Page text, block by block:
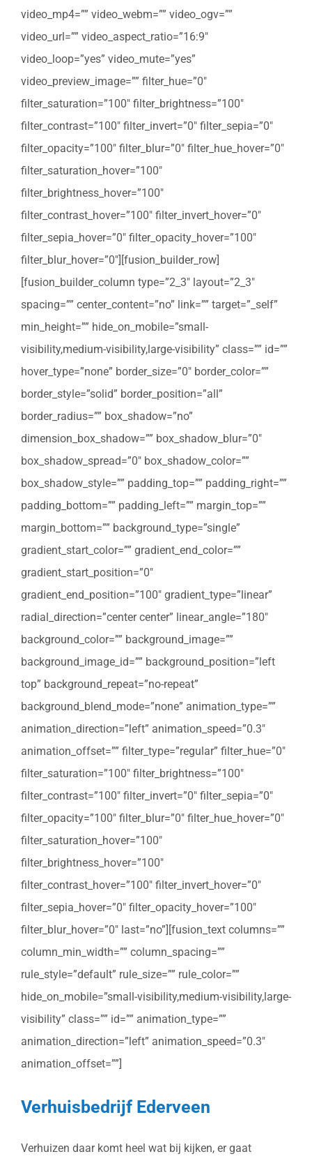
video_mp4=”” video_webm=”” video_ogv=””
video_url=”” video_aspect_ratio=”16:9″
video_loop=”yes” video_mute=”yes”
video_preview_image=”” filter_hue=”0″
filter_saturation=”100″ filter_brightness=”100″
filter_contrast=”100″ filter_invert=”0″ filter_sepia=”0″
filter_opacity=”100″ filter_blur=”0″ filter_hue_hover=”0″
filter_saturation_hover=”100″
filter_brightness_hover=”100″
filter_contrast_hover=”100″ filter_invert_hover=”0″
filter_sepia_hover=”0″ filter_opacity_hover=”100″
filter_blur_hover=”0″][fusion_builder_row]
[fusion_builder_column type=”2_3″ layout=”2_3″
spacing=”” center_content=”no” link=”” target=”_self”
min_height=”” hide_on_mobile=”small-
visibility,medium-visibility,large-visibility” class=”” id=””
hover_type=”none” border_size=”0″ border_color=””
border_style=”solid” border_position=”all”
border_radius=”” box_shadow=”no”
dimension_box_shadow=”” box_shadow_blur=”0″
box_shadow_spread=”0″ box_shadow_color=””
box_shadow_style=”” padding_top=”” padding_right=””
padding_bottom=”” padding_left=”” margin_top=””
margin_bottom=”” background_type=”single”
gradient_start_color=”” gradient_end_color=””
gradient_start_position=”0″
gradient_end_position=”100″ gradient_type=”linear”
radial_direction=”center center” linear_angle=”180″
background_color=”” background_image=””
background_image_id=”” background_position=”left
top” background_repeat=”no-repeat”
background_blend_mode=”none” animation_type=””
animation_direction=”left” animation_speed=”0.3″
animation_offset=”” filter_type=”regular” filter_hue=”0″
filter_saturation=”100″ filter_brightness=”100″
filter_contrast=”100″ filter_invert=”0″ filter_sepia=”0″
filter_opacity=”100″ filter_blur=”0″ filter_hue_hover=”0″
filter_saturation_hover=”100″
filter_brightness_hover=”100″
filter_contrast_hover=”100″ filter_invert_hover=”0″
filter_sepia_hover=”0″ filter_opacity_hover=”100″
filter_blur_hover=”0″ last=”no”][fusion_text columns=””
column_min_width=”” column_spacing=””
rule_style=”default” rule_size=”” rule_color=””
hide_on_mobile=”small-visibility,medium-visibility,large-
visibility” class=”” id=”” animation_type=””
animation_direction=”left” animation_speed=”0.3″
animation_offset=””]
Verhuisbedrijf Ederveen
Verhuizen daar komt heel wat bij kijken, er gaat